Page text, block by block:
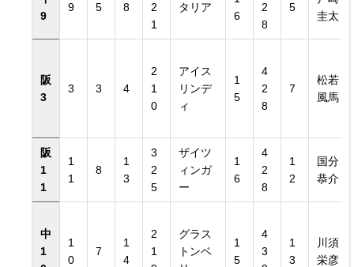
9
9 5 8
2
1
タリア
6
2
8
5
圭太
阪
3
3 3 4
2
1
0
アイス
リンデ
ィ
1
5
4
2
8
7
松若
風馬
阪
1
1
1
1
8
1
3
3
2
5
ザイツ
ィンガ
ー
1
6
4
2
8
1
2
国分
恭介
中
1
1
0
7
1
4
2
1
グラス
トンベ
1
5
4
3
1
3
川須
栄彦